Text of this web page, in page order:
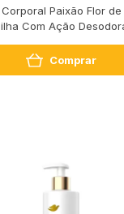
Paixão Flor de
Com Ação
Comprar